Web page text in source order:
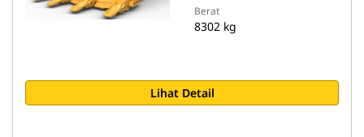
Berat
8302 kg
Lihat Detail